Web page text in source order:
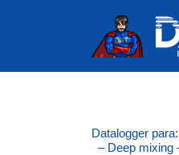
Datalogger
– Deep mixing